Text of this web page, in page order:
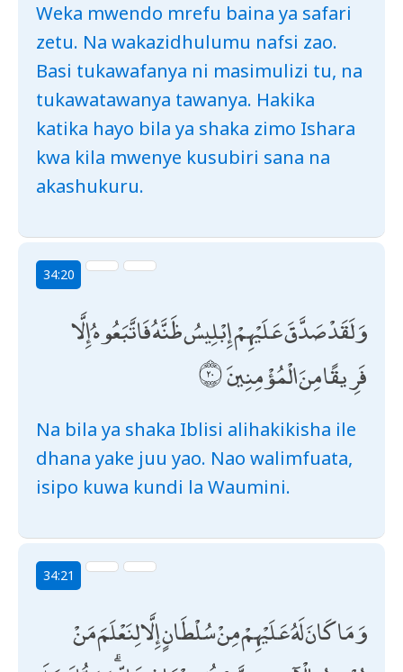
Weka mwendo mrefu baina ya safari
zetu. Na wakazidhulumu nafsi zao.
Basi tukawafanya ni masimulizi tu, na
tukawatawanya tawanya. Hakika
katika hayo bila ya shaka zimo Ishara
kwa kila mwenye kusubiri sana na
akashukuru.
34:20
وَلَقَدْ صَدَّقَ عَلَيْهِمْ إِبْلِيسُ ظَنَّهُ فَاتَّبَعُوهُ إِلَّا
فَرِيقًا مِنَ الْمُؤْمِنِينَ
Na bila ya shaka Iblisi alihakikisha ile
dhana yake juu yao. Nao walimfuata,
isipo kuwa kundi la Waumini.
34:21
وَمَا كَانَ لَهُ عَلَيْهِمْ مِنْ سُلْطَانٍ إِلَّا لِنَعْلَمَ مَنْ